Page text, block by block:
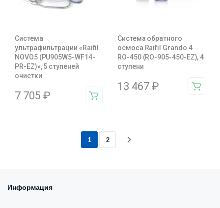
Система
ультрафильтрации «Raifil
NOVO5 (PU905W5-WF14-
PR-EZ)», 5 ступеней
очистки
7 705 ₽
Система обратного
осмоса Raifil Grando 4
RO-450 (RO-905-450-EZ), 4
ступени
13 467 ₽
1 2
Информация